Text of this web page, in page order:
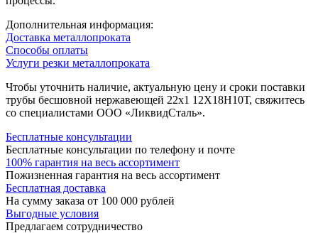
Дополнительная информация:
Доставка металлопроката
Способы оплаты
Услуги резки металлопроката
Чтобы уточнить наличие, актуальную цену и сроки поставки
трубы бесшовной нержавеющей 22х1 12Х18Н10Т, свяжитесь
со специалистами ООО «ЛиквидСталь».
Бесплатные консультации
Бесплатные консультации по телефону и почте
100% гарантия на весь ассортимент
Пожизненная гарантия на весь ассортимент
Бесплатная доставка
На сумму заказа от 100 000 рублей
Выгодные условия
Предлагаем сотрудничество